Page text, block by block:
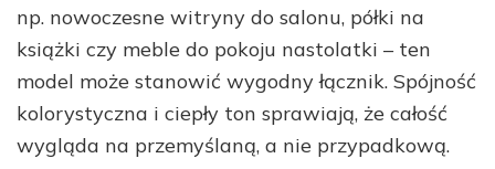
np. nowoczesne witryny do salonu, półki na
książki czy meble do pokoju nastolatki – ten
model może stanowić wygodny łącznik. Spójność
kolorystyczna i ciepły ton sprawiają, że całość
wygląda na przemyślaną, a nie przypadkową.